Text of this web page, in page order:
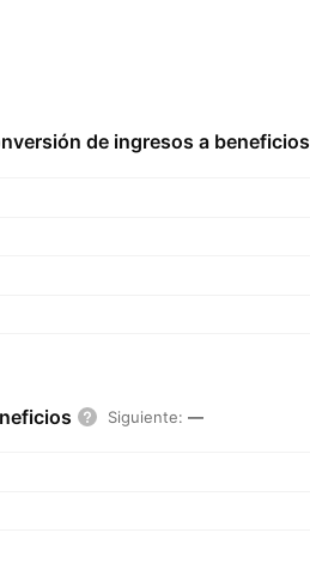
de ingresos a beneficios
Siguiente: —